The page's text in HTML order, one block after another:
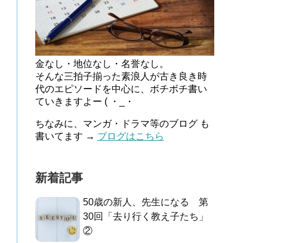
金なし・地位なし・名誉なし。
そんな三拍子揃った素浪人が古き良き時
代のエピソードを中心に、ボチボチ書い
ていきますよー ( ・_・
ちなみに、マンガ・ドラマ等のブログ も
書いてます → ブログはこちら
新着記事
50歳の新人、先生になる 第
30回「去り行く教え子たち」
②